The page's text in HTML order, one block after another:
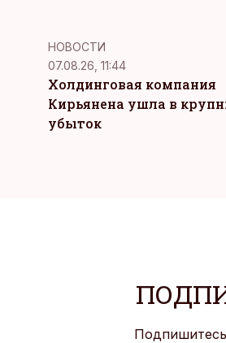
НОВОСТИ
07.08.26, 11:44
Холдинговая компания
Кирьянена ушла в
убыток